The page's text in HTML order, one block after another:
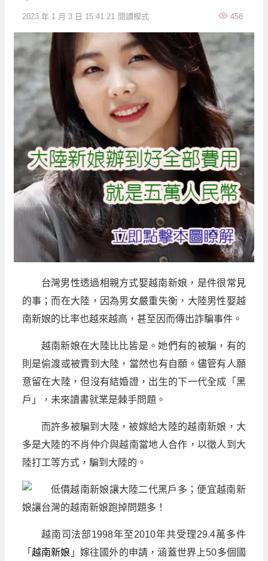
2023 年 1 月 3 日 15:41:21 458
閱讀模式
台灣男性透過相親方式娶越南新娘，是件很常見
的事；而在大陸，因為男女嚴重失衡，大陸男性娶越
南新娘的比率也越來越高，甚至因而傳出詐騙事件。
越南新娘在大陸比比皆是。她們有的被騙，有的
則是偷渡或被賣到大陸，當然也有自願。儘管有人願
意留在大陸，但沒有結婚證，出生的下一代全成「黑
戶」，未來讀書就業是棘手問題。
而許多被騙到大陸，被嫁給大陸的越南新娘，大
多是大陸的不肖仲介與越南當地人合作，以徵人到大
陸打工等方式，騙到大陸的。
越南司法部1998年至2010年共受理29.4萬多件
「 越南新娘 」嫁往國外的申請，涵蓋世界上50多個國